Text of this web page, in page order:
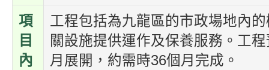
項
目
內
工程包括為九龍區的市政場地內
關設施提供運作及保養服務。工
月展開，約需時36個月完成。